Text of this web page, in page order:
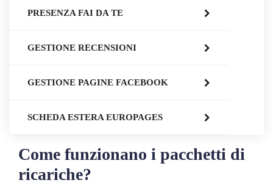
PRESENZA FAI DA TE
GESTIONE RECENSIONI
GESTIONE PAGINE FACEBOOK
SCHEDA ESTERA EUROPAGES
Come funzionano i pacchetti di
ricariche?